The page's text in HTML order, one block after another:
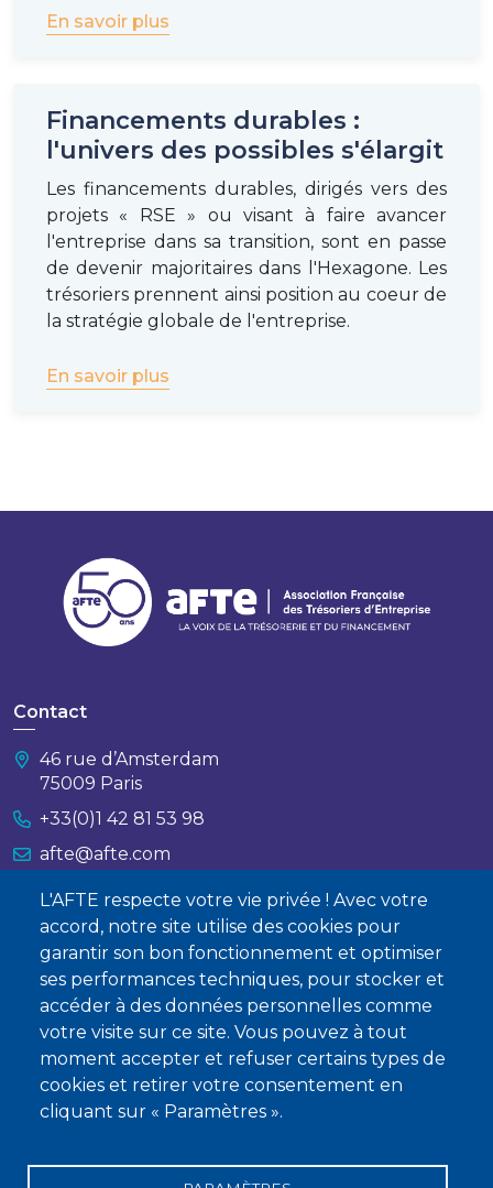
L'AFTE respecte votre vie privée ! Avec votre
accord, notre site utilise des cookies pour
garantir son bon fonctionnement et optimiser
ses performances techniques, pour stocker et
accéder à des données personnelles comme
votre visite sur ce site. Vous pouvez à tout
moment accepter et refuser certains types de
cookies et retirer votre consentement en
cliquant sur « Paramètres ».
En savoir plus
Financements durables :
l'univers des possibles s'élargit
Les financements durables, dirigés vers des
projets « RSE » ou visant à faire avancer
l'entreprise dans sa transition, sont en passe
de devenir majoritaires dans l'Hexagone. Les
trésoriers prennent ainsi position au coeur de
la stratégie globale de l'entreprise.
En savoir plus
Contact
46 rue d’Amsterdam
75009 Paris
+33(0)1 42 81 53 98
afte@afte.com
Nous contacter
À propos
Qui sommes-nous ?
Devenir membre